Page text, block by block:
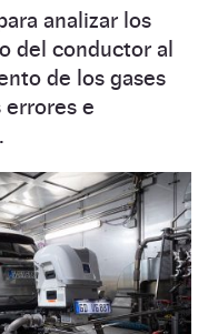
analizar los
del conductor al
de los gases
errores e